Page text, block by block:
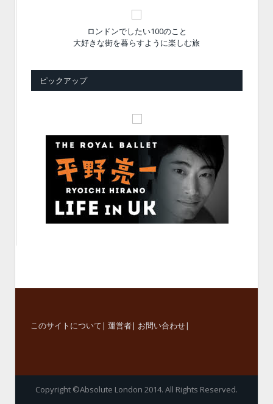
ロンドンでしたい100のこと
大好きな街を暮らすように楽しむ旅
ピックアップ
このサイトについて| 運営者| お問い合わせ|
Copyright ©Absolute London 2014. All Rights Reserved.